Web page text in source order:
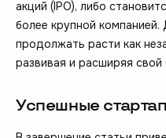
акций (IPO), либо
более крупной компанией.
продолжать расти как
развивая и расширяя свой
Успешные